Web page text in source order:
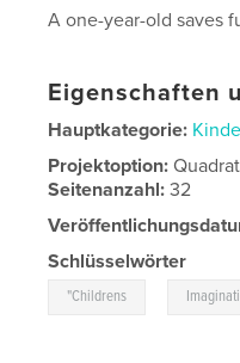
A one-year-old saves
Eigenschaften
Hauptkategorie:
Projektoption:
Seitenanzahl:32
Schlüsselwörter
"Childrens